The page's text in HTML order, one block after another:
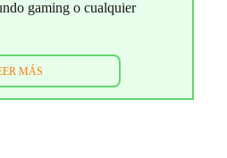
gaming o cualquier
MÁS